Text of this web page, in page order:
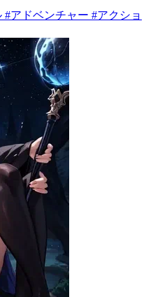
アドベンチャー #アクショ